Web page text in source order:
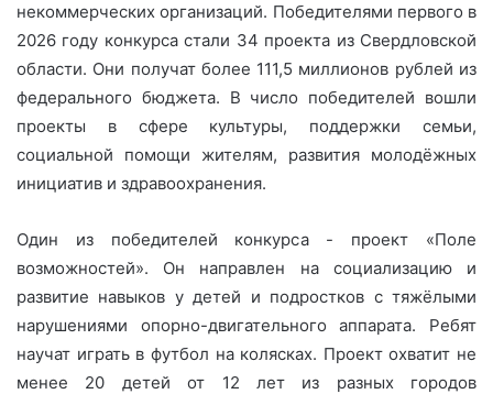
некоммерческих организаций. Победителями первого в
2026 году конкурса стали 34 проекта из Свердловской
области. Они получат более 111,5 миллионов рублей из
федерального бюджета. В число победителей вошли
проекты в сфере культуры, поддержки семьи,
социальной помощи жителям, развития молодёжных
инициатив и здравоохранения.
Один из победителей конкурса - проект «Поле
возможностей». Он направлен на социализацию и
развитие навыков у детей и подростков с тяжёлыми
нарушениями опорно-двигательного аппарата. Ребят
научат играть в футбол на колясках. Проект охватит не
менее 20 детей от 12 лет из разных городов